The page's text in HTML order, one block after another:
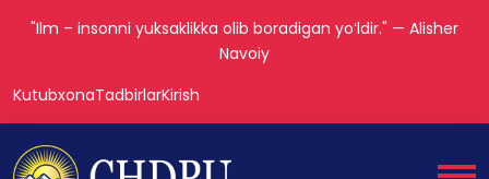
"Ilm – insonni yuksaklikka olib boradigan yoʻldir." — Alisher
Navoiy
KutubxonaTadbirlarKirish